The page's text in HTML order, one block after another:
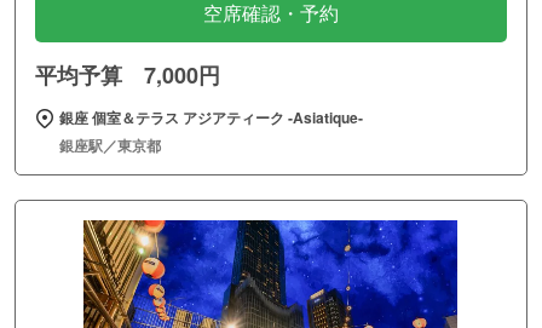
空席確認・予約
平均予算 7,000円
銀座 個室＆テラス アジアティーク ‐Asiatique‐
銀座駅／東京都